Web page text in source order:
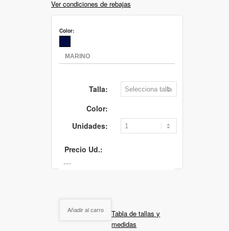
Ver condiciones de rebajas
Color:
Talla:
Color:
Unidades:
Precio Ud.:
Añadir al carro
Tabla de tallas y
medidas